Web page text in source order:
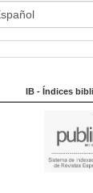
d
m
IB - Índices